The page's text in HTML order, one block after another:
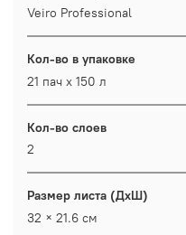
Veiro Professional
Кол-во в упаковке
21 пач х 150 л
Кол-во слоев
2
Размер листа (ДхШ)
32 × 21.6 см